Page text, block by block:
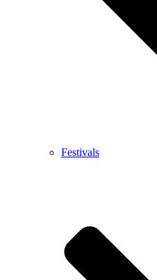
Festivals